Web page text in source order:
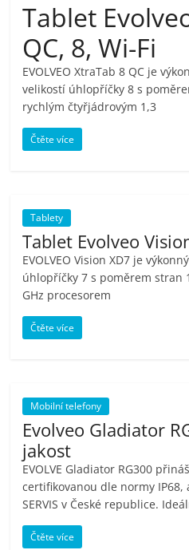
pračky,
televize,
notebooky,
mobilní
telefony,
kávovary,
bazény
Nejlepší
recenze,
pračky,
televize,
notebooky,
mobilní
telefony,
kávovary,
Tablet
QC, 8, Wi-Fi
EVOLVEO XtraTab 8 QC je
velikostí úhlopříčky 8 s
rychlým čtyřjádrovým 1,3
Čtěte více
Tablety
Tablet Evolveo
EVOLVEO Vision XD7 je
úhlopříčky 7 s poměrem stran
GHz procesorem
Čtěte více
Mobilní telefony
Evolveo Gladiator
jakost
EVOLVE Gladiator RG300
certifikovanou dle normy IP68,
SERVIS v České republice.
Čtěte více